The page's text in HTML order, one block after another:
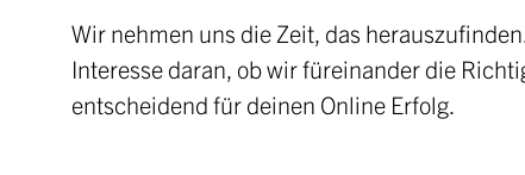
Wir nehmen uns die Zeit, das
Interesse daran, ob wir füreinander die
entscheidend für deinen Online Erfolg.